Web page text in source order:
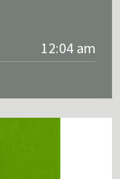
12:04 am